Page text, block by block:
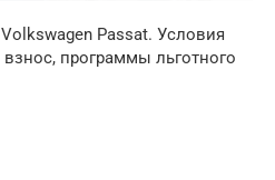
Passat. Условия
программы льготного